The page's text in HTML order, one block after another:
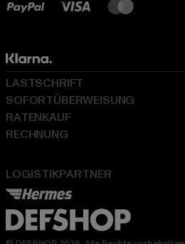
LOGISTIKPARTNER
LASTSCHRIFT
SOFORTÜBERWEISUNG
RATENKAUF
RECHNUNG